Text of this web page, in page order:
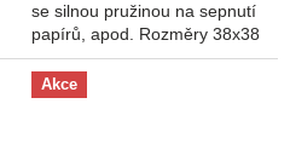
se silnou pružinou na sepnutí
papírů, apod. Rozměry 38x38
mm
Akce